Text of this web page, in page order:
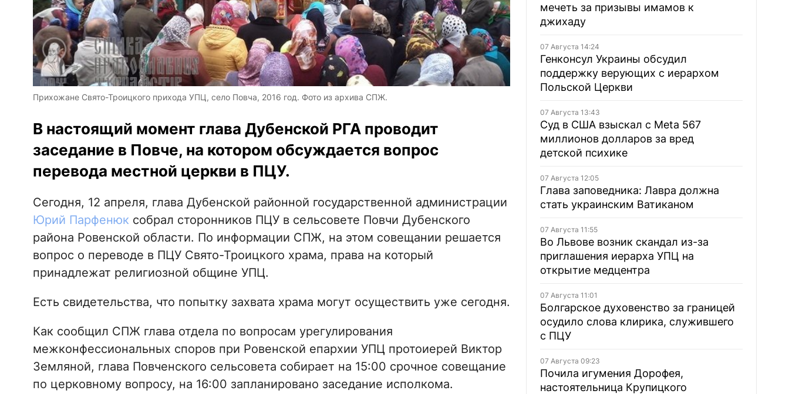
Прихожане Свято-Троицкого прихода УПЦ, село Повча, 2016 год. Фото из архива СПЖ.
В настоящий момент глава Дубенской РГА проводит
заседание в Повче, на котором обсуждается вопрос
перевода местной церкви в ПЦУ.
Сегодня, 12 апреля, глава Дубенской районной государственной администрации
Юрий Парфенюк собрал сторонников ПЦУ в сельсовете Повчи Дубенского
района Ровенской области. По информации СПЖ, на этом совещании решается
вопрос о переводе в ПЦУ Свято-Троицкого храма, права на который
принадлежат религиозной общине УПЦ.
Есть свидетельства, что попытку захвата храма могут осуществить уже сегодня.
Как сообщил СПЖ глава отдела по вопросам урегулирования
межконфессиональных споров при Ровенской епархии УПЦ протоиерей Виктор
Земляной, глава Повченского сельсовета собирает на 15:00 срочное совещание
по церковному вопросу, на 16:00 запланировано заседание исполкома.
мечеть за призывы имамов к
джихаду
07 Августа 14:24
Генконсул Украины обсудил
поддержку верующих с иерархом
Польской Церкви
07 Августа 13:43
Суд в США взыскал с Meta 567
миллионов долларов за вред
детской психике
07 Августа 12:05
Глава заповедника: Лавра должна
стать украинским Ватиканом
07 Августа 11:55
Во Львове возник скандал из-за
приглашения иерарха УПЦ на
открытие медцентра
07 Августа 11:01
Болгарское духовенство за границей
осудило слова клирика, служившего
с ПЦУ
07 Августа 09:23
Почила игумения Дорофея,
настоятельница Крупицкого